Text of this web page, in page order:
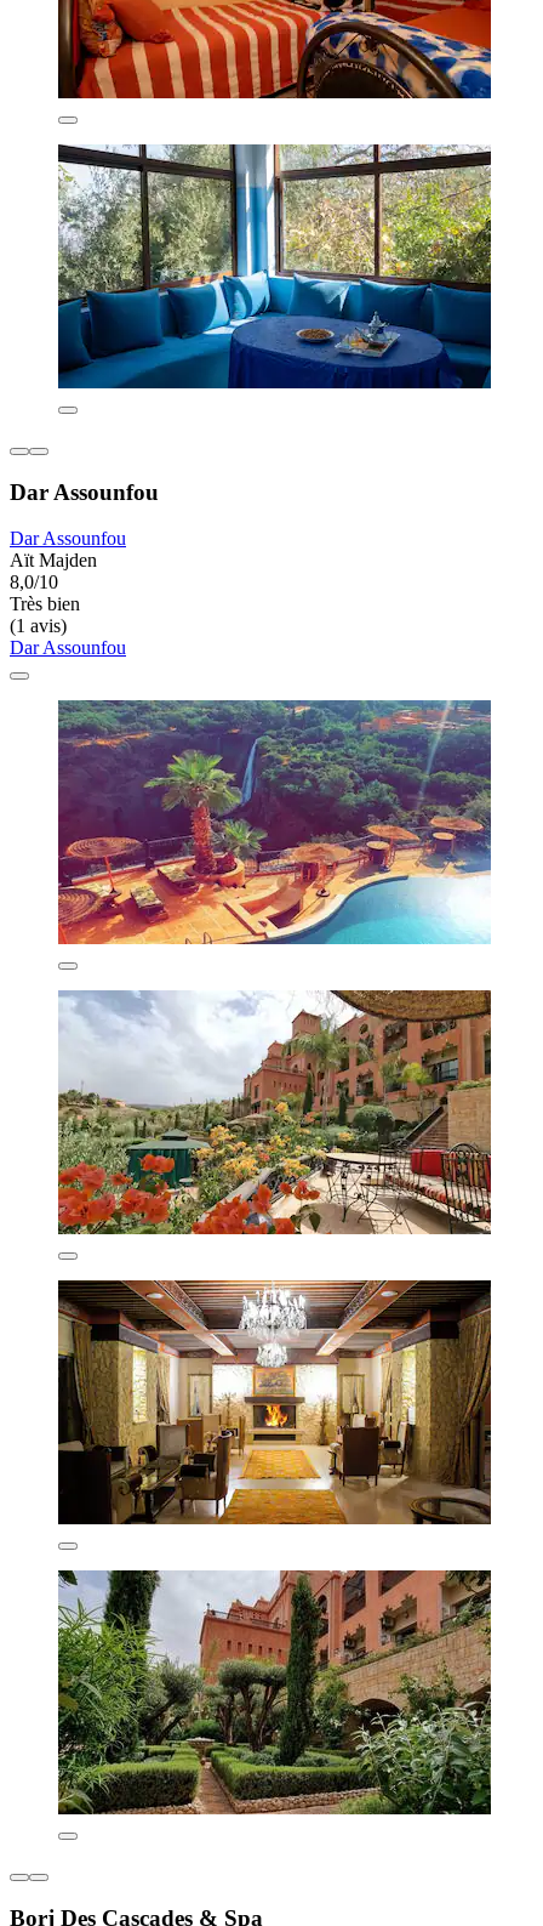
Dar Assounfou
Dar Assounfou
Aït Majden
8,0/10
Très bien
(1 avis)
Dar Assounfou
Borj Des Cascades & Spa